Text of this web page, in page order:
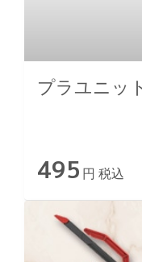
プラユニッ
495 円 税込